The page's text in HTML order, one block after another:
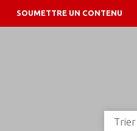
SOUMETTRE UN CONTENU